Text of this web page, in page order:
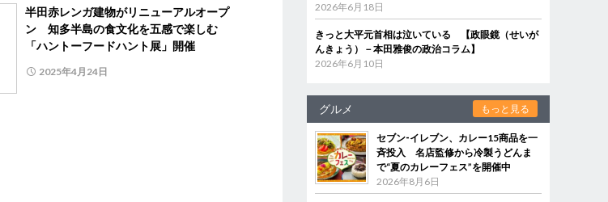
半田赤レンガ建物がリニューアルオープ
ン 知多半島の食文化を五感で楽しむ
「ハントーフードハント展」開催
2025年4月24日
2026年6月18日
きっと大平元首相は泣いている 【政眼鏡（せいが
んきょう）－本田雅俊の政治コラム】
2026年6月10日
グルメ もっと見る
セブン‐イレブン、カレー15商品を一
斉投入 名店監修から冷製うどんま
で“夏のカレーフェス”を開催中
2026年8月6日